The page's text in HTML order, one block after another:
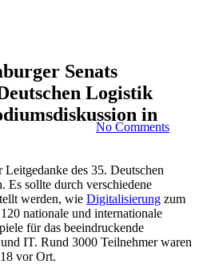
in der
No Comments
Senats
Logistik
in
des 35. Deutschen
sollte durch verschiedene
werden, wie Digitalisierung zum
nationale und internationale
für das beeindruckende
IT. Rund 3000 Teilnehmer waren
vor Ort.